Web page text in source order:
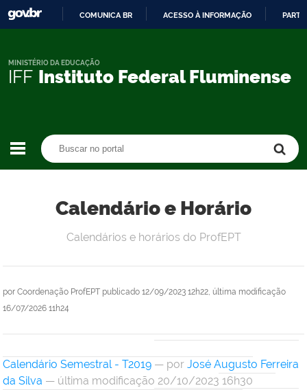
CONTEÚDO
COMUNICA BR ACESSO À INFORMAÇÃO
IFF Instituto Federal Fluminense
MINISTÉRIO DA EDUCAÇÃO
Calendário e Horário
por Coordenação ProfEPT publicado 12/09/2023 12h22, última modificação
16/07/2026 11h24
Calendários e horários do ProfEPT
Calendário Semestral - T2019 — por José Augusto Ferreira
da Silva — última modificação 20/10/2023 16h30